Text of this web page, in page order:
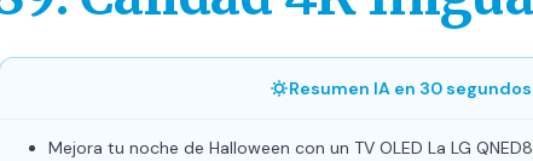
SEO
Link
Resumen IA en 30 segundos
Mejora tu noche de Halloween con un TV OLED La LG